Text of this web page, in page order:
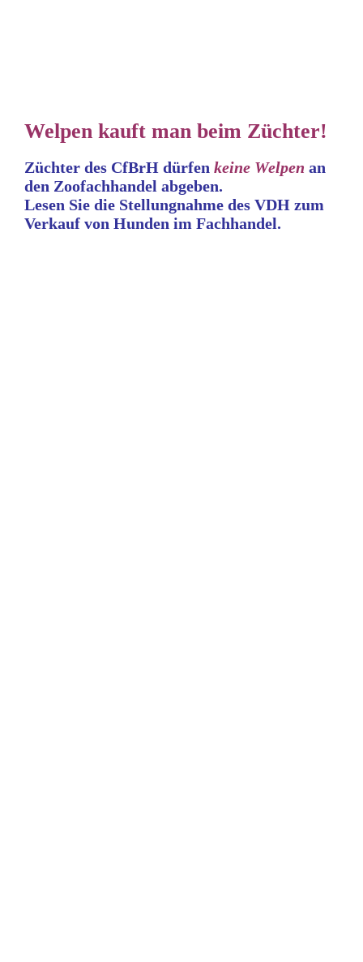
Welpen kauft man beim Züchter!
Züchter des CfBrH dürfen keine Welpen an
den Zoofachhandel abgeben.
Lesen Sie die Stellungnahme des VDH zum
Verkauf von Hunden im Fachhandel.